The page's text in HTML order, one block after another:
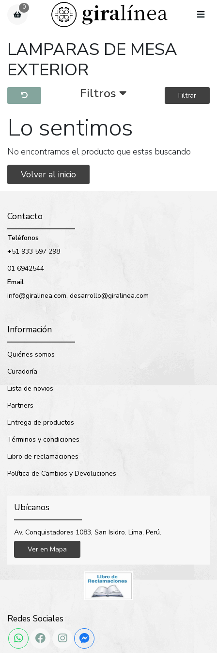
0
LAMPARAS DE MESA
EXTERIOR
Filtros Filtrar
Lo sentimos
No encontramos el producto que estas buscando
Volver al inicio
Contacto
Teléfonos
+51 933 597 298
01 6942544
Email
info@giralinea.com, desarrollo@giralinea.com
Información
Quiénes somos
Curadoría
Lista de novios
Partners
Entrega de productos
Términos y condiciones
Libro de reclamaciones
Política de Cambios y Devoluciones
Ubícanos
Av. Conquistadores 1083, San Isidro. Lima, Perú.
Ver en Mapa
Redes Sociales